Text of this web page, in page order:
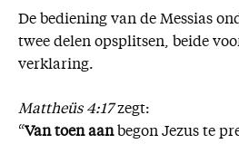
De bediening van de Messias
twee delen opsplitsen, beide
verklaring.
Mattheüs 4:17zegt:
“Van toen aanbegon Jezus te